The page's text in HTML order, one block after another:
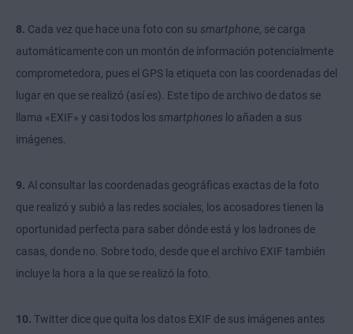
8. Cada vez que hace una foto con su smartphone, se carga
automáticamente con un montón de información potencialmente
comprometedora, pues el GPS la etiqueta con las coordenadas del
lugar en que se realizó (así es). Este tipo de archivo de datos se
llama «EXIF» y casi todos los smartphones lo añaden a sus
imágenes.
9. Al consultar las coordenadas geográficas exactas de la foto
que realizó y subió a las redes sociales, los acosadores tienen la
oportunidad perfecta para saber dónde está y los ladrones de
casas, donde no. Sobre todo, desde que el archivo EXIF también
incluye la hora a la que se realizó la foto.
10. Twitter dice que quita los datos EXIF de sus imágenes antes